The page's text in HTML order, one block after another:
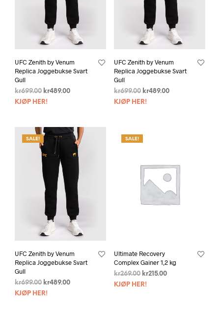
UFC Zenith by Venum
Replica Joggebukse Svart
Gull
kr699.00 kr489.00
KJØP HER!
UFC Zenith by Venum
Replica Joggebukse Svart
Gull
kr699.00 kr489.00
KJØP HER!
SALE!
UFC Zenith by Venum
Replica Joggebukse Svart
Gull
kr699.00 kr489.00
KJØP HER!
SALE!
Ultimate Recovery
Complex Gainer 1,2 kg
kr269.00 kr215.00
KJØP HER!